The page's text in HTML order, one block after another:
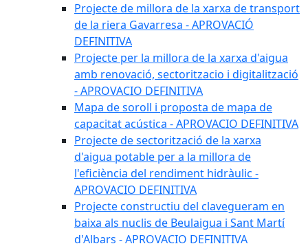
Projecte de millora de la xarxa de transport
de la riera Gavarresa - APROVACIÓ
DEFINITIVA
Projecte per la millora de la xarxa d'aigua
amb renovació, sectoritzacio i digitalització
- APROVACIO DEFINITIVA
Mapa de soroll i proposta de mapa de
capacitat acústica - APROVACIO DEFINITIVA
Projecte de sectorització de la xarxa
d'aigua potable per a la millora de
l'eficiència del rendiment hidràulic -
APROVACIO DEFINITIVA
Projecte constructiu del clavegueram en
baixa als nuclis de Beulaigua i Sant Martí
d'Albars - APROVACIO DEFINITIVA